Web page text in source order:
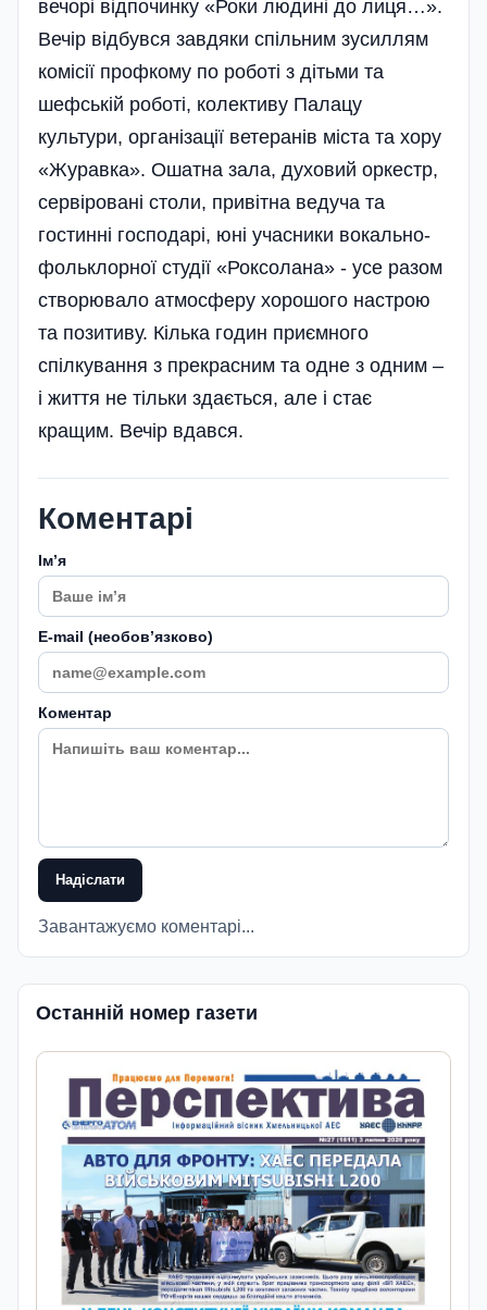
вечорі відпочинку «Роки людині до лиця…».
Вечір відбувся завдяки спільним зусиллям
комісії профкому по роботі з дітьми та
шефській роботі, колективу Палацу
культури, організації ветеранів міста та хору
«Журавка». Ошатна зала, духовий оркестр,
сервіровані столи, привітна ведуча та
гостинні господарі, юні учасники вокально-
фольклорної студії «Роксолана» - усе разом
створювало атмосферу хорошого настрою
та позитиву. Кілька годин приємного
спілкування з прекрасним та одне з одним –
і життя не тільки здається, але і стає
кращим. Вечір вдався.
Коментарі
Імʼя
E-mail (необовʼязково)
Коментар
Надіслати
Завантажуємо коментарі...
Останній номер газети